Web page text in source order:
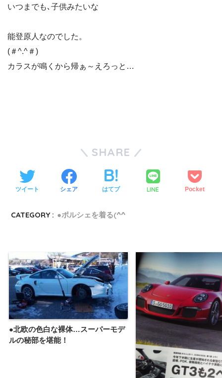
いつまでも､子供みたいな
能登原人なのでした。
(＃^.^＃)
カラスが鳴くから帰ぁ～えろっと…
SHARE
ツイート シェア はてブ LINE Pocket
CATEGORY : ●ポルシェを着る(^^ゞ
●北欧の色白な裸体…スーパーモデ
ルの秘部を堪能！